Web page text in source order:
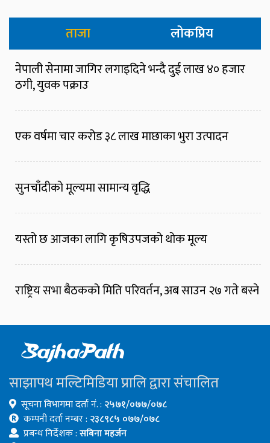
ताजा लोकप्रिय
नेपाली सेनामा जागिर लगाइदिने भन्दै दुई लाख ४० हजार
ठगी, युवक पक्राउ
एक वर्षमा चार करोड ३८ लाख माछाका भुरा उत्पादन
सुनचाँदीको मूल्यमा सामान्य वृद्धि
यस्तो छ आजका लागि कृषिउपजको थोक मूल्य
राष्ट्रिय सभा बैठकको मिति परिवर्तन, अब साउन २७ गते बस्ने
साझापथ मल्टिमिडिया प्रालि द्वारा संचालित
सूचना विभागमा दर्ता नं. : २५७१/०७७/०७८
कम्पनी दर्ता नम्बर : २३८९८५ ०७७/०७८
प्रबन्ध निर्देशक :सबिना महर्जन